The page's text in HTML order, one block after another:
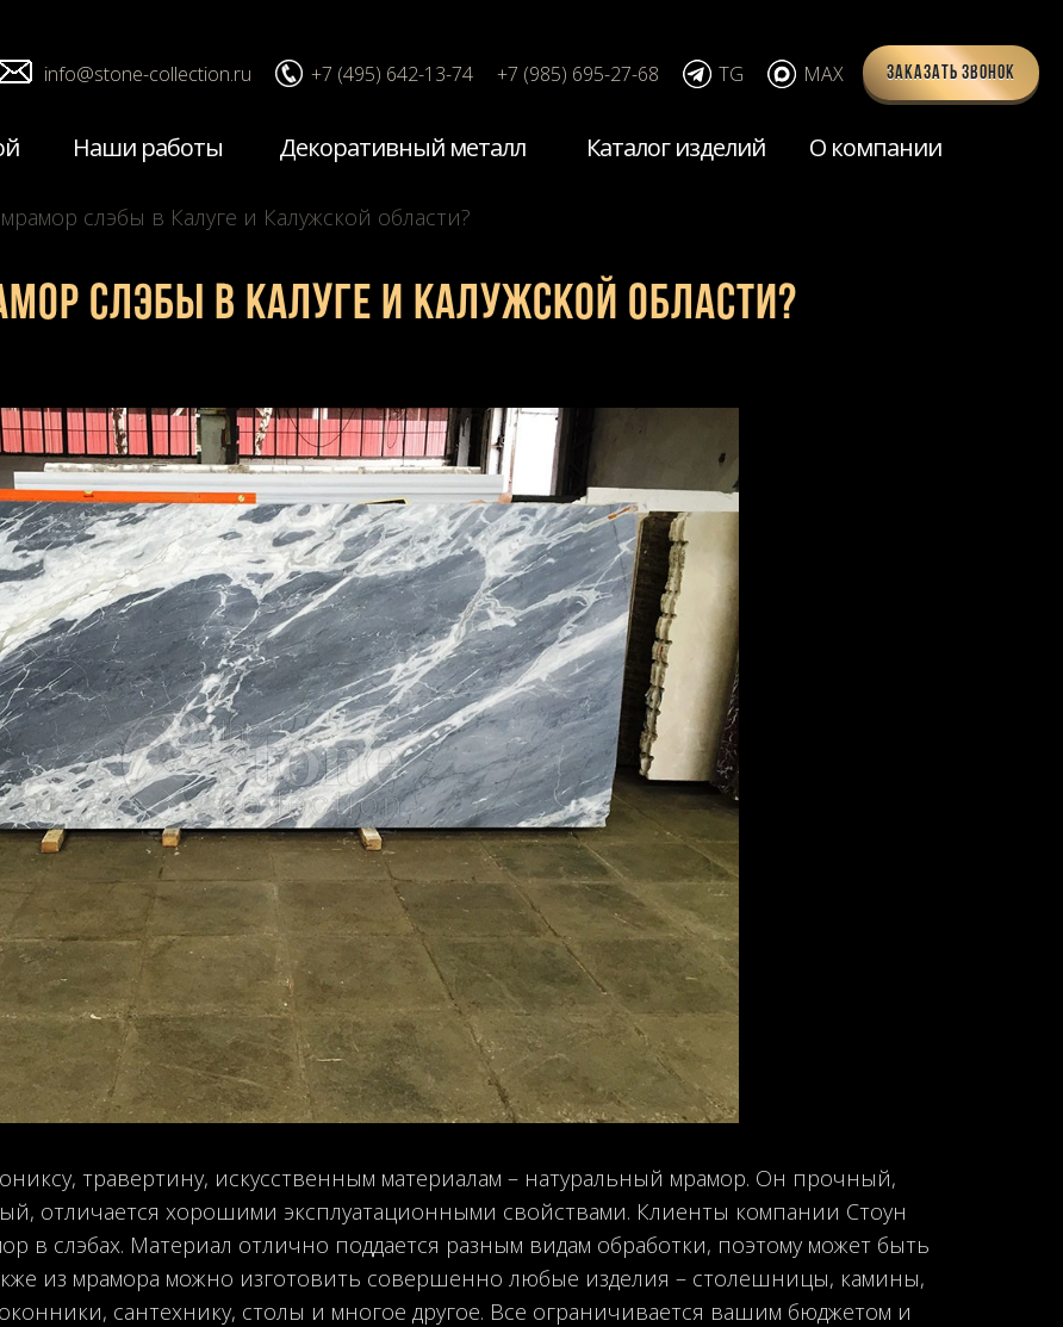
Заказать звонок
info@stone-collection.ru +7 (495) 642-13-74 +7 (985) 695-27-68 TG MAX
Наши работы Декоративный металл Каталог изделий О компании
слэбы в Калуге и Калужской области?
слэбы в Калуге и Калужской области?
травертину, искусственным материалам – натуральный мрамор. Он прочный,
отличается хорошими эксплуатационными свойствами. Клиенты компании Стоун
в слэбах. Материал отлично поддается разным видам обработки, поэтому может быть
из мрамора можно изготовить совершенно любые изделия – столешницы, камины,
сантехнику, столы и многое другое. Все ограничивается вашим бюджетом и